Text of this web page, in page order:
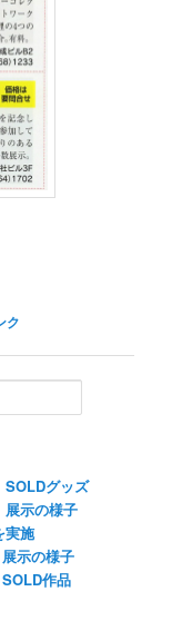
ク
SOLDグッズ
展示の様子
実施
示の様子
作品